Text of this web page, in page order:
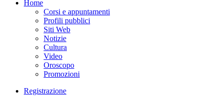
Home
Corsi e appuntamenti
Profili pubblici
Siti Web
Notizie
Cultura
Video
Oroscopo
Promozioni
Registrazione